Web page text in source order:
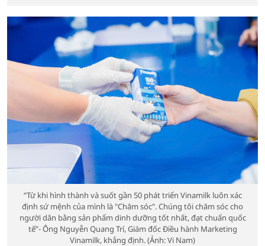
“Từ khi hình thành và suốt gần 50 phát triển Vinamilk luôn xác
định sứ mệnh của mình là "Chăm sóc". Chúng tôi chăm sóc cho
người dân bằng sản phẩm dinh dưỡng tốt nhất, đạt chuẩn quốc
tế”- Ông Nguyễn Quang Trí, Giám đốc Điều hành Marketing
Vinamilk, khẳng định. (Ảnh: Vi Nam)